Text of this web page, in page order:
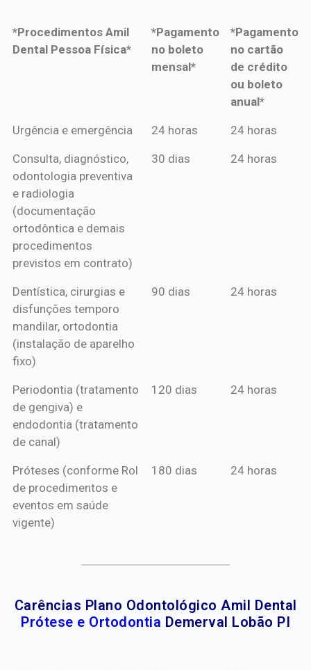
*Procedimentos Amil
Dental Pessoa Física*
*Pagamento
no boleto
mensal*
*Pagamento
no cartão
de crédito
ou boleto
anual*
*Procedimentos Amil
*Pagamento
mensal*
*Pagamento
de crédito
Urgência e emergência 24 horas 24 horas
Consulta, diagnóstico,
odontologia preventiva
e radiologia
(documentação
ortodôntica e demais
procedimentos
previstos em contrato)
30 dias 24 horas
Dentística, cirurgias e
disfunções temporo
mandilar, ortodontia
(instalação de aparelho
fixo)
90 dias 24 horas
Periodontia (tratamento
de gengiva) e
endodontia (tratamento
de canal)
120 dias 24 horas
Próteses (conforme Rol
de procedimentos e
eventos em saúde
vigente)
180 dias 24 horas
Carências Plano Odontológico Amil Dental
Prótese e Ortodontia Demerval Lobão PI